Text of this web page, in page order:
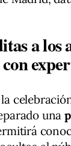
a los
una